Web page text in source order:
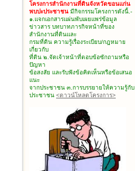
โครงการสำนักงานที่ดินจังหวัดขอนแก่น
พบปะประชาชน มีกิจกรรมโครงการดังนี้.-
๑.แจกเอกสารแผ่นพับเผยแพร่ข้อมูล
ข่าวสาร บทบาทภารกิจหน้าที่ของ
สำนักงานที่ดินและ
กรมที่ดิน ความรู้เรื่องระเบียบ/กฎหมาย
เกี่ยวกับ
ที่ดิน ๒.จัดเจ้าหน้าที่ตอบข้อซักถามหรือ
ปัญหา
ข้อสงสัย และรับฟังข้อคิดเห็นหรือข้อเสนอ
แนะ
จากประชาชน ๓.การบรรยายให้ความรู้กับ
ประชาชน <ดาวน์โหลดโครงการ>